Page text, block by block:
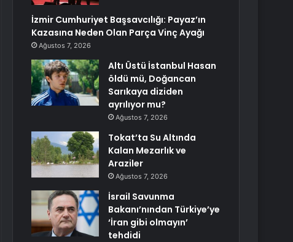
İzmir Cumhuriyet Başsavcılığı: Payaz’ın
Kazasına Neden Olan Parça Vinç Ayağı
Ağustos 7, 2026
Altı Üstü İstanbul Hasan
öldü mü, Doğancan
Sarıkaya diziden
ayrılıyor mu?
Ağustos 7, 2026
Tokat’ta Su Altında
Kalan Mezarlık ve
Araziler
Ağustos 7, 2026
İsrail Savunma
Bakanı’nından Türkiye’ye
‘İran gibi olmayın’
tehdidi